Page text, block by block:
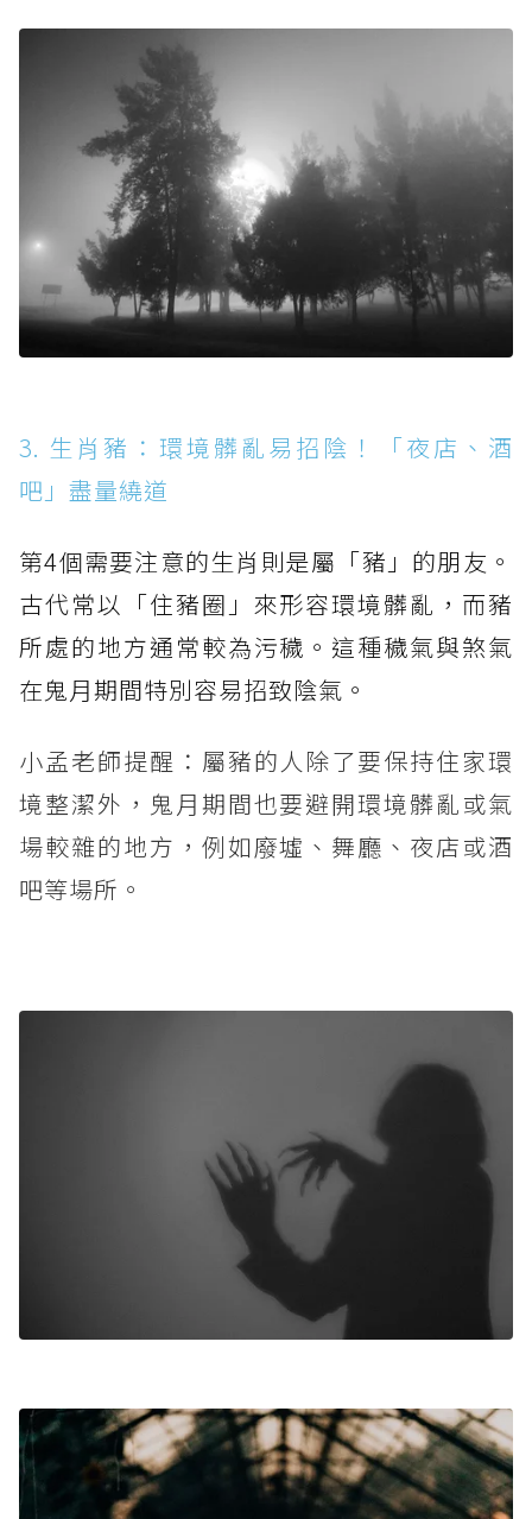
3. 生肖豬：環境髒亂易招陰！「夜店、酒
吧」盡量繞道
第4個需要注意的生肖則是屬「豬」的朋友。
古代常以「住豬圈」來形容環境髒亂，而豬
所處的地方通常較為污穢。這種穢氣與煞氣
在鬼月期間特別容易招致陰氣。
小孟老師提醒：屬豬的人除了要保持住家環
境整潔外，鬼月期間也要避開環境髒亂或氣
場較雜的地方，例如廢墟、舞廳、夜店或酒
吧等場所。